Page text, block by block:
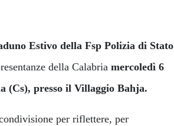
Estivo della Fsp Polizia di Stato
della Calabria mercoledì 6
(Cs), presso il Villaggio Bahja.
per riflettere, per